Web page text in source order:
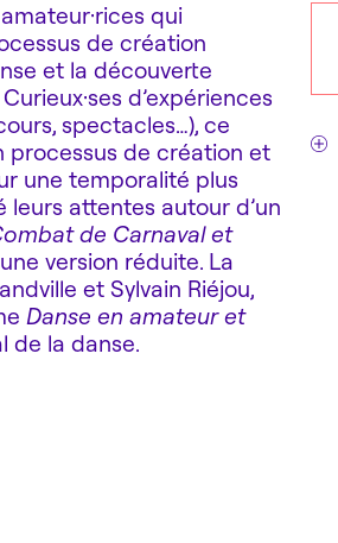
qui
de création
et la découverte
d’expériences
spectacles…), ce
processus de création et
une temporalité plus
leurs attentes autour d’un
de Carnaval et
version réduite. La
et Sylvain Riéjou,
Danse en amateur et
de la danse.
! Si l’Opéra de